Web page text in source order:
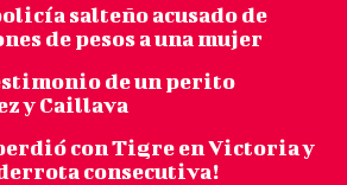
salteño acusado de
de pesos a una mujer
de un perito
y Caillava
con Tigre en Victoria y
derrota consecutiva!